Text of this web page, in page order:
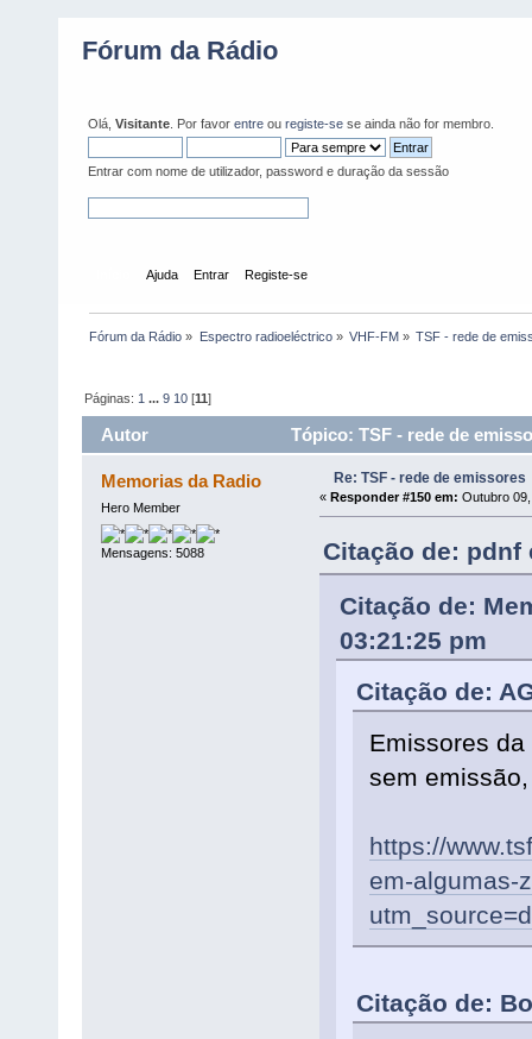
Fórum da Rádio
Olá, Visitante . Por favor entre ou registe-se se ainda não for membro.
Entrar com nome de utilizador, password e duração da sessão
Ajuda Entrar Registe-se
Fórum da Rádio » Espectro radioeléctrico» VHF-FM» TSF - rede de
Páginas: 1 ...9 10 [11]
Autor Tópico: TSF - rede de
Memorias da Radio
Hero Member
Mensagens: 5088
Re: TSF - rede de emissores
« Responder #150 em: Outubro
Citação de: pdnf
Citação de:
03:21:25 pm
Citação de:
Emissores
sem
https://
em-algumas-
Citação de: